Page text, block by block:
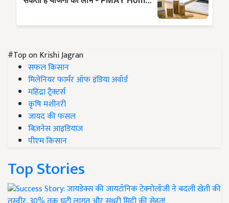
#Top on Krishi Jagran
सफल किसान
मिलेनियर फार्मर ऑफ इंडिया अवॉर्ड
महिंद्रा ट्रैक्टर्स
कृषि मशीनरी
जायद की फसल
बिज़नेस आइडियाज
पीएम किसान
Top Stories